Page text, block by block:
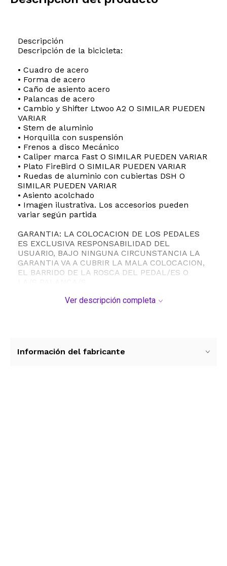
Descripción
Descripción de la bicicleta:
• Cuadro de acero
• Forma de acero
• Caño de asiento acero
• Palancas de acero
• Cambio y Shifter Ltwoo A2 O SIMILAR PUEDEN
VARIAR
• Stem de aluminio
• Horquilla con suspensión
• Frenos a disco Mecánico
• Caliper marca Fast O SIMILAR PUEDEN VARIAR
• Plato FireBird O SIMILAR PUEDEN VARIAR
• Ruedas de aluminio con cubiertas DSH O
SIMILAR PUEDEN VARIAR
• Asiento acolchado
• Imagen ilustrativa. Los accesorios pueden
variar según partida
GARANTIA: LA COLOCACION DE LOS PEDALES
ES EXCLUSIVA RESPONSABILIDAD DEL
USUARIO, BAJO NINGUNA CIRCUNSTANCIA LA
GARANTIA VA A CUBRIR LA MALA COLOCACION,
EL BARRIDO DE LA ROSCA DEL PEDAL/ES O
R - ROSCA DERECHA
PUEDEN VARIAR SEGÚN PARTIDA
Ver descripción completa
Información del fabricante